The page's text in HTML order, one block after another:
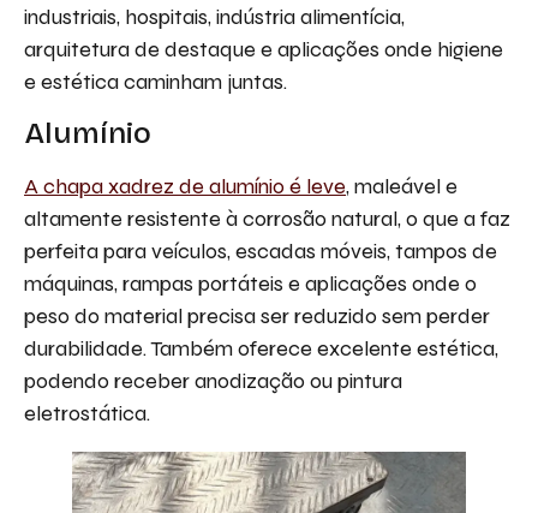
industriais, hospitais, indústria alimentícia,
arquitetura de destaque e aplicações onde higiene
e estética caminham juntas.
Alumínio
A chapa xadrez de alumínio é leve, maleável e
altamente resistente à corrosão natural, o que a faz
perfeita para veículos, escadas móveis, tampos de
máquinas, rampas portáteis e aplicações onde o
peso do material precisa ser reduzido sem perder
durabilidade. Também oferece excelente estética,
podendo receber anodização ou pintura
eletrostática.